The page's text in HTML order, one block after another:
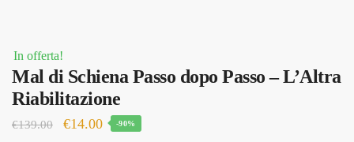
In offerta!
Mal di Schiena Passo dopo Passo – L’Altra
Riabilitazione
€139.00
Il
€14.00Il
-90%